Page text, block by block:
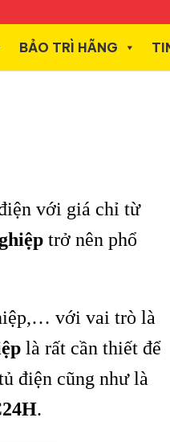
BẢO TRÌ HÃNG
với giá chỉ từ
trở nên phổ
với vai trò là
là rất cần thiết để
điện cũng như là
.